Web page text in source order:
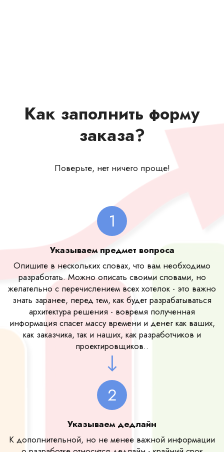
Как заполнить форму
заказа?
Поверьте, нет ничего проще!
1
Указываем предмет вопроса
Опишите в нескольких словах, что вам необходимо
разработать. Можно описать своими словами, но
желательно с перечислением всех хотелок - это важно
знать заранее, перед тем, как будет разрабатываться
архитектура решения - вовремя полученная
информация спасет массу времени и денег как ваших,
как заказчика, так и наших, как разработчиков и
проектировщиков..
2
Указываем дедлайн
К дополнительной, но не менее важной информации